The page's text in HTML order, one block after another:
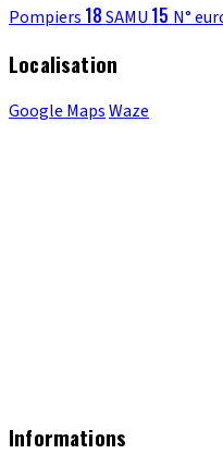
Pompiers 18SAMU 15 N°
Localisation
Google MapsWaze
Informations